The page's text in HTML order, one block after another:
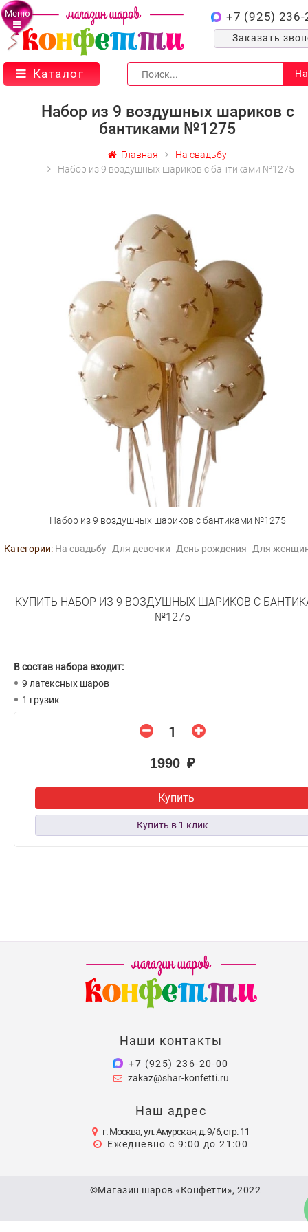
Меню +7 (925) 236-
Заказать
Каталог
Набор из 9 воздушных шариков с
бантиками №1275
Главная
На свадьбу
Набор из 9 воздушных шариков с бантиками №1275
Набор из 9 воздушных шариков с бантиками №1275
Категории: На свадьбу Для девочки День рождения Для
КУПИТЬ НАБОР ИЗ 9 ВОЗДУШНЫХ ШАРИКОВ С
№1275
В состав набора входит:
9 латексных шаров
1 грузик
1990 ₽
Купить
Наши контакты
+7 (925) 236-20-00
zakaz@shar-konfetti.ru
Наш адрес
г. Москва, ул. Амурская, д. 9/6, стр. 11
Ежедневно с 9:00 до 21:00
©Магазин шаров «Конфетти», 2022